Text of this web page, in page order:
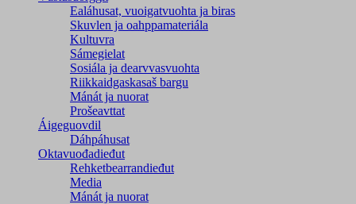
Ealáhusat, vuoigatvuohta ja biras
Skuvlen ja oahppamateriála
Kultuvra
Sámegielat
Sosiála ja dearvvasvuohta
Riikkaidgaskasaš bargu
Mánát ja nuorat
Prošeavttat
Áigeguovdil
Dáhpáhusat
Oktavuođadieđut
Rehketbearrandieđut
Media
Mánát ja nuorat